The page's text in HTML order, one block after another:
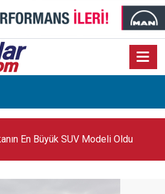
En Büyük SUV Modeli Oldu
Sanayi Türkiye Üretime Ara Veriyor